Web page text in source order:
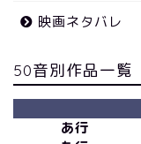
映画ネタバレ
50音別作品一覧
あ行